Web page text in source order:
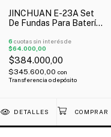
JINCHUAN E-23A Set
De Fundas Para Batería
16" Oferta!
6 cuotas sin interés de
$64.000,00
$384.000,00
$345.600,00 con
Transferencia o depósito
DETALLES